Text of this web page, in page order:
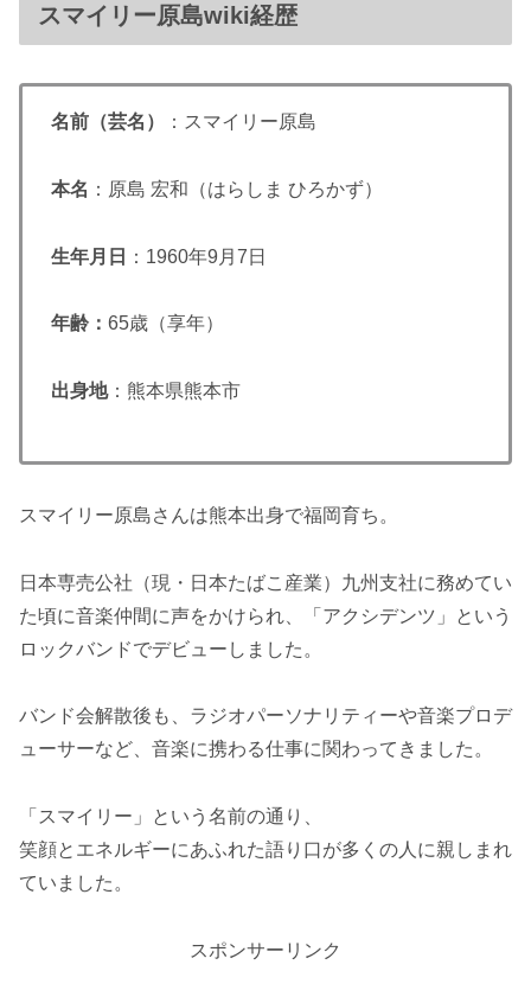
スマイリー原島wiki経歴
名前（芸名） ：スマイリー原島
本名 ：原島 宏和（はらしま ひろかず）
生年月日 ：1960年9月7日
年齢： 65歳（享年）
出身地：熊本県熊本市
スマイリー原島さんは熊本出身で福岡育ち。
日本専売公社（現・日本たばこ産業）九州支社に務めてい
た頃に音楽仲間に声をかけられ、「アクシデンツ」という
ロックバンドでデビューしました。
バンド会解散後も、ラジオパーソナリティーや音楽プロデ
ューサーなど、音楽に携わる仕事に関わってきました。
「スマイリー」という名前の通り、
笑顔とエネルギーにあふれた語り口が多くの人に親しまれ
ていました。
スポンサーリンク